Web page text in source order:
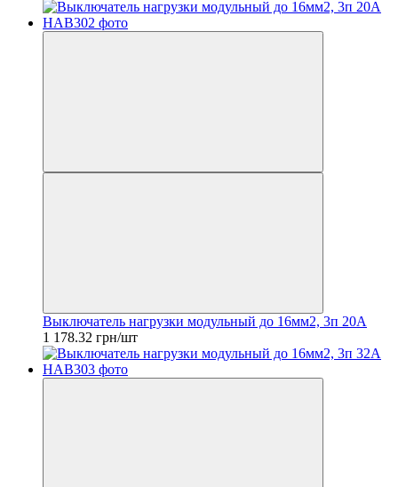
Выключатель нагрузки модульный до 16мм2, 3п 20А
1 178.32 грн/шт